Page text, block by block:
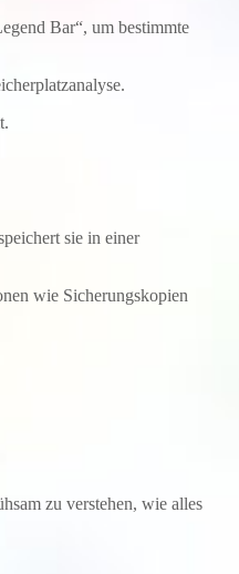
Bar“, um bestimmte
sie in einer
wie Sicherungskopien
zu verstehen, wie alles